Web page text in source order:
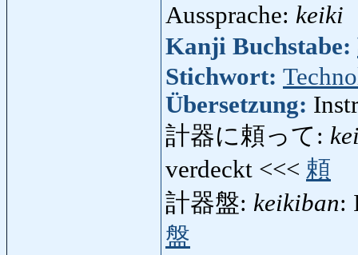
Aussprache: keiki
Kanji Buchstabe:
Stichwort:
Übersetzung:
計器に頼って:
verdeckt <<< 頼
計器盤: keikiban:
盤